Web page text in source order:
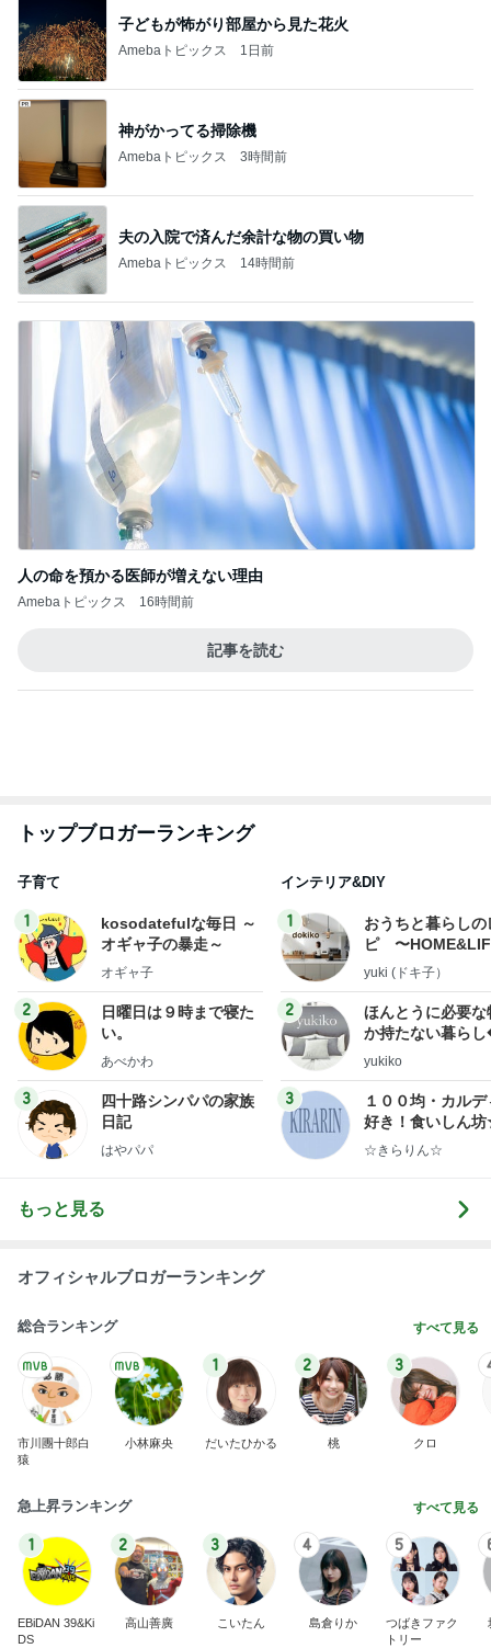
子どもが怖がり部屋から見た花火
Amebaトピックス 1日前
神がかってる掃除機
Amebaトピックス 3時間前
夫の入院で済んだ余計な物の買い物
Amebaトピックス 14時間前
人の命を預かる医師が増えない理由
Amebaトピックス 16時間前
記事を読む
トップブロガーランキング
子育て
1
kosodatefulな毎日 ～
オギャ子の暴走～
オギャ子
2
日曜日は９時まで寝た
い。
あべかわ
3
四十路シンパパの家族
日記
はやパパ
インテリア&DIY
1
おうちと暮らしの
ピ 〜
yuki (ドキ子）
2
ほんとうに必要な
か持たない暮ら
ep Life Simple◆
yukiko
3
１００均・カルデ
好き！食いしん
らりん☆のブログ
☆きらりん☆
もっと見る
オフィシャルブロガーランキング
総合ランキング すべて見る
市川團十郎白
猿
小林麻央
1
だいたひかる
2
桃
3
クロ
急上昇ランキング すべて見る
1
EBiDAN 39&Ki
DS
2
高山善廣
3
こいたん
4
島倉りか
5
つばきファク
トリー